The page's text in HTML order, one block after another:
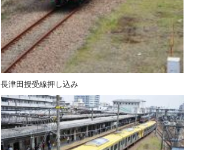
長津田授受線押し込み